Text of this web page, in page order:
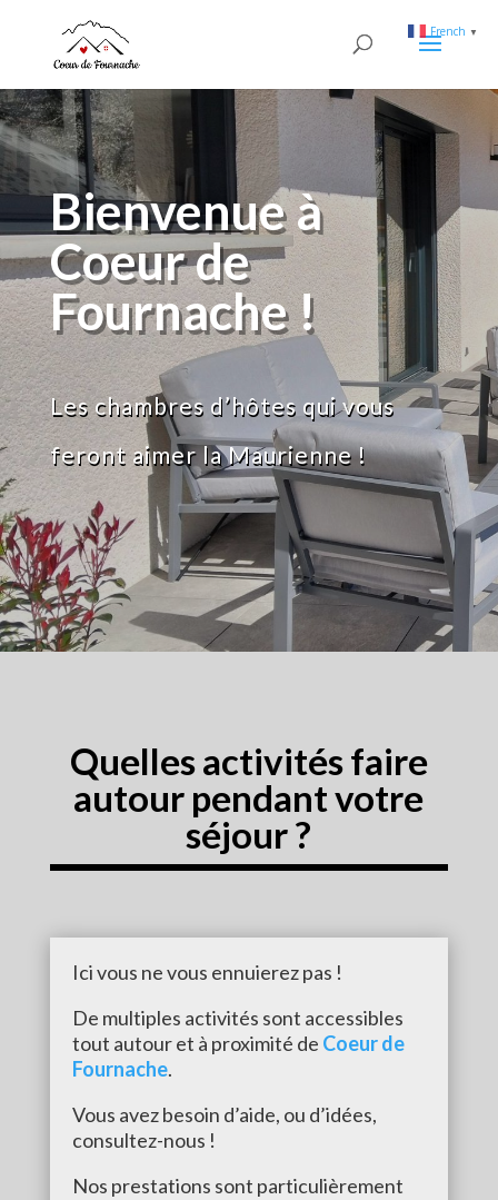
Bienvenue à
Coeur de
Fournache !
Les chambres d’hôtes qui vous
feront aimer la Maurienne !
Quelles activités faire
autour pendant votre
séjour ?
Ici vous ne vous ennuierez pas !
De multiples activités sont accessibles
tout autour et à proximité de Coeur de
Fournache.
Vous avez besoin d’aide, ou d’idées,
consultez-nous !
Nos prestations sont particulièrement
French ▼